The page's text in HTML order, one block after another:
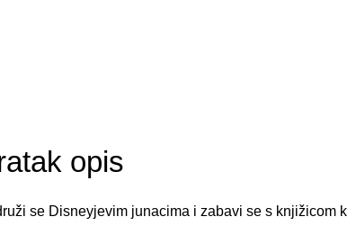
opis
se Disneyjevim junacima i zabavi se s